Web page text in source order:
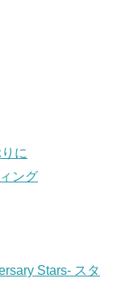
に
ング
Stars- スタ